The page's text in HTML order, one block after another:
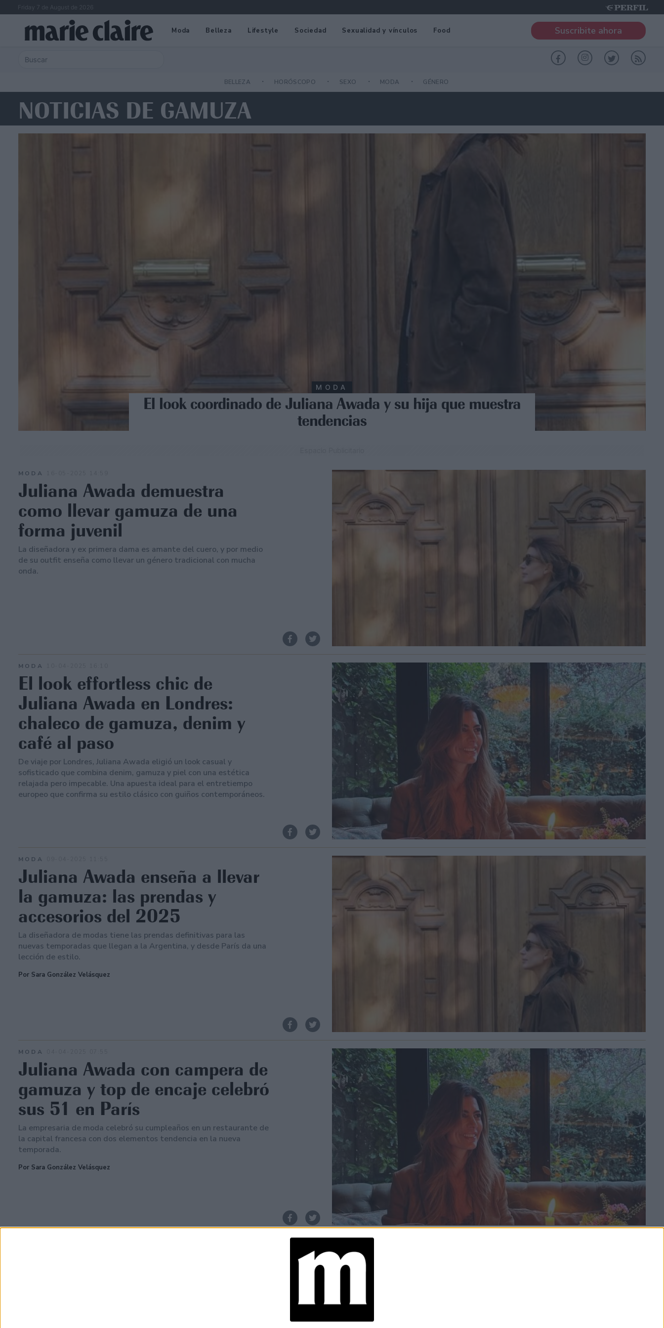
Friday 7 de August de 2026
Moda Belleza Lifestyle Sociedad Sexualidad y vínculos Food Suscribite ahora
BELLEZA HORÓSCOPO SEXO MODA GÉNERO
NOTICIAS DE GAMUZA
MODA
El look coordinado de Juliana Awada y su hija que muestra
tendencias
MODA
Juliana Awada demuestra
como llevar gamuza de una
forma juvenil
La diseñadora y ex primera dama es amante del cuero, y por medio
de su outfit enseña como llevar un género tradicional con mucha
onda.
MODA
El look effortless chic de
Juliana Awada en Londres:
chaleco de gamuza, denim y
café al paso
De viaje por Londres, Juliana Awada eligió un look casual y
sofisticado que combina denim, gamuza y piel con una estética
relajada pero impecable. Una apuesta ideal para el entretiempo
europeo que confirma su estilo clásico con guiños contemporáneos.
MODA
Juliana Awada enseña a llevar
la gamuza: las prendas y
accesorios del 2025
La diseñadora de modas tiene las prendas definitivas para las
nuevas temporadas que llegan a la Argentina, y desde París da una
lección de estilo.
Por Sara González Velásquez
MODA
Juliana Awada con campera de
gamuza y top de encaje celebró
sus 51 en París
La empresaria de moda celebró su cumpleaños en un restaurante de
la capital francesa con dos elementos tendencia en la nueva
temporada.
Por Sara González Velásquez